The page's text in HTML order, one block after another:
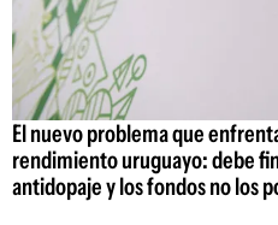
El nuevo problema que
rendimiento uruguayo: debe
antidopaje y los fondos no los